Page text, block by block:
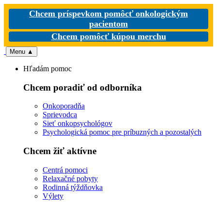
Chcem príspevkom pomôcť onkologickým
pacientom
Chcem pomôcť kúpou merchu
Menu ▲
Hľadám pomoc
Chcem poradiť od odborníka
Onkoporadňa
Sprievodca
Sieť onkopsychológov
Psychologická pomoc pre príbuzných a pozostalých
Chcem žiť aktívne
Centrá pomoci
Relaxačné pobyty
Rodinná týždňovka
Výlety